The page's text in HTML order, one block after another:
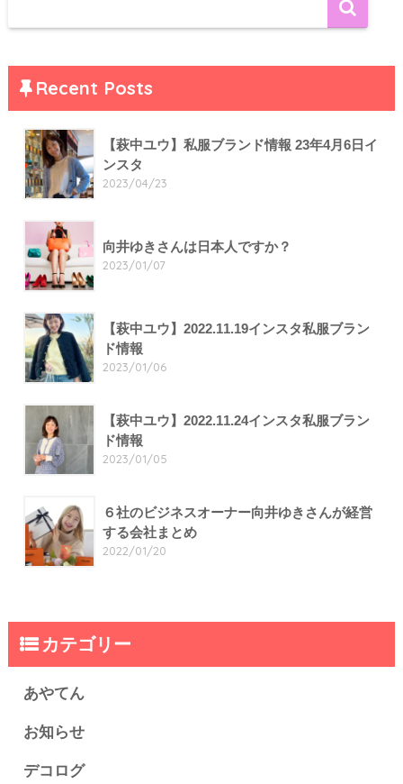
Recent Posts
【萩中ユウ】私服ブランド情報 23年4月6日イ
ンスタ
2023/04/23
向井ゆきさんは日本人ですか？
2023/01/07
【萩中ユウ】2022.11.19インスタ私服ブラン
ド情報
2023/01/06
【萩中ユウ】2022.11.24インスタ私服ブラン
ド情報
2023/01/05
６社のビジネスオーナー向井ゆきさんが経営
する会社まとめ
2022/01/20
カテゴリー
あやてん
お知らせ
デコログ